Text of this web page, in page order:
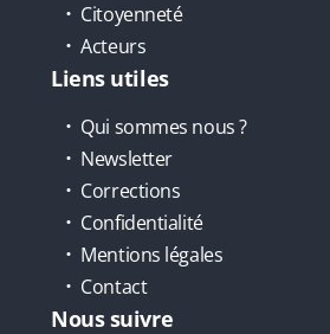
Citoyenneté
Acteurs
Liens utiles
Qui sommes nous ?
Newsletter
Corrections
Confidentialité
Mentions légales
Contact
Nous suivre